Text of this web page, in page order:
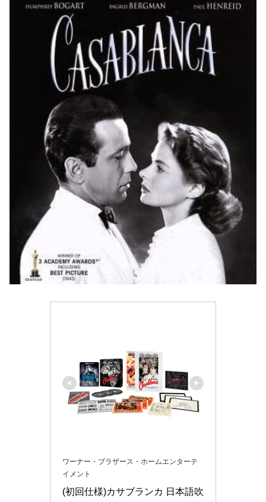
ワーナー・ブラザース・ホームエンターテ
イメント
(初回仕様)カサブランカ 日本語吹